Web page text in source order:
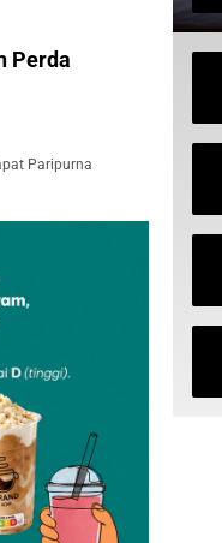
Perda
Paripurna